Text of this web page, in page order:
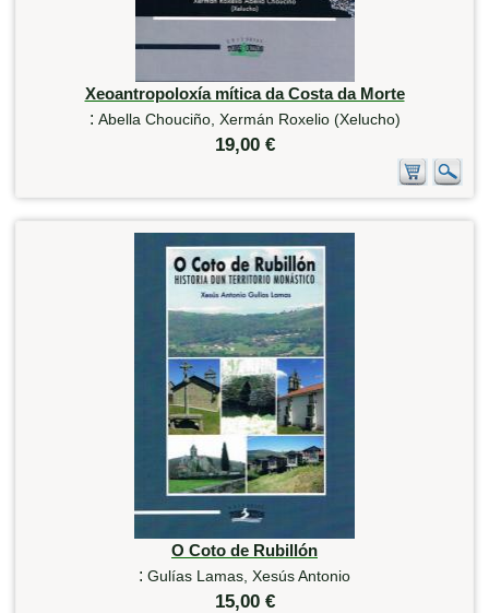
Xeoantropoloxía mítica da Costa da Morte
: Abella Chouciño, Xermán Roxelio (Xelucho)
19,00 €
O Coto de Rubillón
: Gulías Lamas, Xesús Antonio
15,00 €